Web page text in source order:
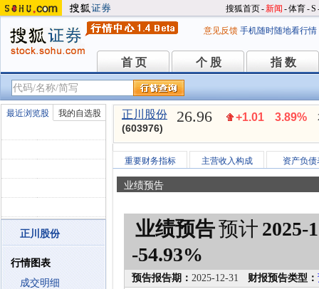
搜狐首页-新闻 -体育-S
意见反馈 手机随时随地看行情
首 页
首 页 个 股
个 股 指 数
指 数
最近浏览股 我的自选股
正川股份
行情图表
成交明细
正川股份
(603976)
26.96 +1.01 3.89%
重要财务指标 主营收入构成 资产负债
业绩预告
业绩预告预计 2025-
-54.93%
预告报告期： 2025-12-31 财报预告类型：